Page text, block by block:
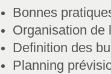
Bonnes
Organisation de
Definition des
Planning